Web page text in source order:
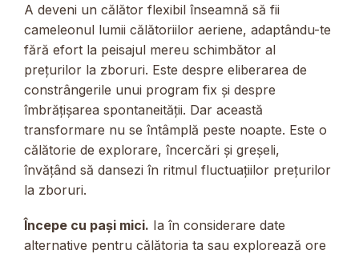
A deveni un călător flexibil înseamnă să fii
cameleonul lumii călătoriilor aeriene, adaptându-te
fără efort la peisajul mereu schimbător al
prețurilor la zboruri. Este despre eliberarea de
constrângerile unui program fix și despre
îmbrățișarea spontaneității. Dar această
transformare nu se întâmplă peste noapte. Este o
călătorie de explorare, încercări și greșeli,
învățând să dansezi în ritmul fluctuațiilor prețurilor
la zboruri.
Începe cu pași mici. Ia în considerare date
alternative pentru călătoria ta sau explorează ore